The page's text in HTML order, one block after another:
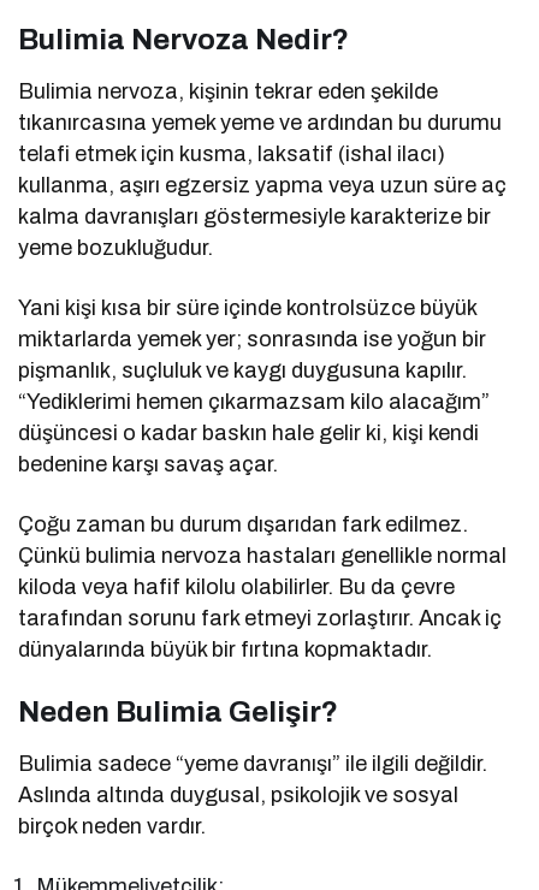
Bulimia Nervoza Nedir?
Bulimia nervoza, kişinin tekrar eden şekilde
tıkanırcasına yemek yeme ve ardından bu durumu
telafi etmek için kusma, laksatif (ishal ilacı)
kullanma, aşırı egzersiz yapma veya uzun süre aç
kalma davranışları göstermesiyle karakterize bir
yeme bozukluğudur.
Yani kişi kısa bir süre içinde kontrolsüzce büyük
miktarlarda yemek yer; sonrasında ise yoğun bir
pişmanlık, suçluluk ve kaygı duygusuna kapılır.
“Yediklerimi hemen çıkarmazsam kilo alacağım”
düşüncesi o kadar baskın hale gelir ki, kişi kendi
bedenine karşı savaş açar.
Çoğu zaman bu durum dışarıdan fark edilmez.
Çünkü bulimia nervoza hastaları genellikle normal
kiloda veya hafif kilolu olabilirler. Bu da çevre
tarafından sorunu fark etmeyi zorlaştırır. Ancak iç
dünyalarında büyük bir fırtına kopmaktadır.
Neden Bulimia Gelişir?
Bulimia sadece “yeme davranışı” ile ilgili değildir.
Aslında altında duygusal, psikolojik ve sosyal
birçok neden vardır.